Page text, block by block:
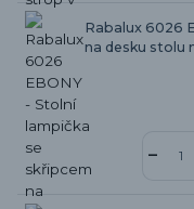
Rabalux 6026
na desku stolu